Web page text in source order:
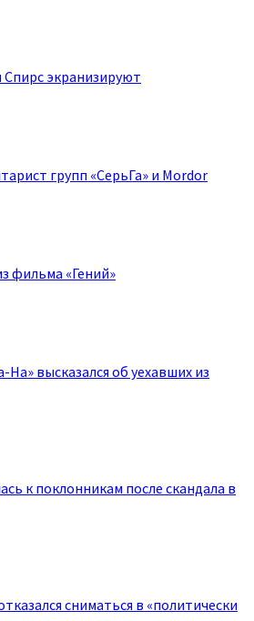
экранизируют
групп «СерьГа» и Mordor
фильма «Гений»
На» высказался об уехавших из
к поклонникам после скандала в
сниматься в «политически